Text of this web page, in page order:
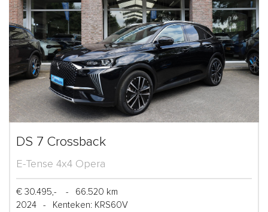
DS 7 Crossback
E-Tense 4x4 Opera
€ 30.495,- -
66.520 km
2024
- Kenteken: KRS60V